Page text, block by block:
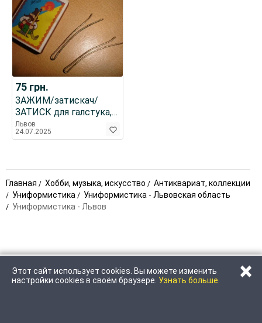
75 грн.
ЗАЖИМ/затискач/
ЗАТИСК для галстука,
металевий, довж. 6 см.
РАРИТЕТ.
Львов
24.07.2025
Главная Хобби, музыка, искусство
Антиквариат, коллекции
Униформистика
Униформистика - Львовская область
Униформистика - Львов
Этот сайт использует cookies. Вы можете изменить
настройки cookies в своём браузере. Узнать больше. ×
ПОЗВОНИТЬ НАПИСАТЬ